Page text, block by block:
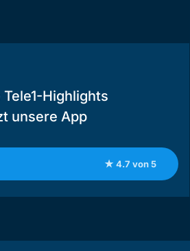
Highlights
unsere App
★ 4.7 von 5